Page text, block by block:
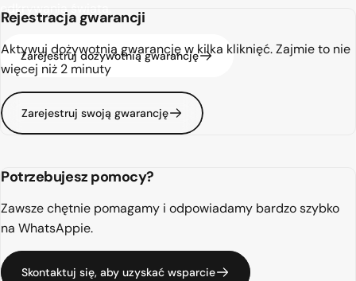
odkrywania świata.
Zarejestruj dożywotnią gwarancję
Rejestracja gwarancji
Aktywuj dożywotnią gwarancję w kilka kliknięć. Zajmie to nie
więcej niż 2 minuty
Zarejestruj swoją gwarancję
Potrzebujesz pomocy?
Zawsze chętnie pomagamy i odpowiadamy bardzo szybko
na WhatsAppie.
Skontaktuj się, aby uzyskać wsparcie